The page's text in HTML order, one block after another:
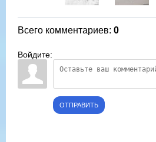
Всего комментариев: 0
Войдите:
ОТПРАВИТЬ